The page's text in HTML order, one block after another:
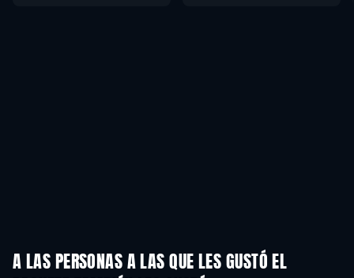
A LAS PERSONAS A LAS QUE LES GUSTÓ EL